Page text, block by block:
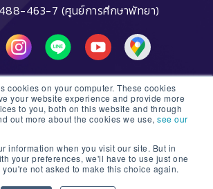
cookies on your computer. These cookies
your website experience and provide more
to you, both on this website and through
out more about the cookies we use, see our
information when you visit our site. But in
your preferences, we'll have to use just one
not asked to make this choice again.
463-7 (ศูนย์การศึกษาพัทยา)
DTC HOTLINE
FAQs
ฝ่ายรับสมัครหลักสูตรระยะสั้น
ายรับสมัครหลักสูตรปริญญา